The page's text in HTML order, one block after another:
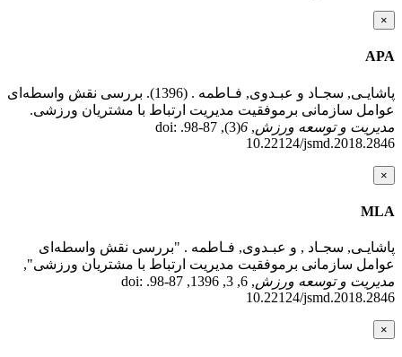
×
APA
پاشایـی, سجـاد و عبـدوی, فـاطمه . (1396). بررسی نقش واسطه‌ای
عوامل سازمانی برموفقیت مدیریت ارتباط با مشتریان ورزشی.
مدیریت و توسعه ورزش,
6
(3), 87-98. doi:
10.22124/jsmd.2018.2846
×
MLA
پاشایـی, سجـاد , و عبـدوی, فـاطمه . "بررسی نقش واسطه‌ای
عوامل سازمانی برموفقیت مدیریت ارتباط با مشتریان ورزشی",
مدیریت و توسعه ورزش
, 6, 3, 1396, 87-98. doi:
10.22124/jsmd.2018.2846
×